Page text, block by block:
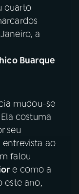
quarto
a
Buarque
mudou-se
costuma
seu
ao
falou
e como a
este ano,